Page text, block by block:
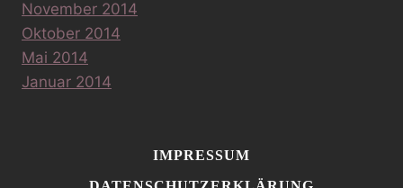
November 2014
Oktober 2014
Mai 2014
Januar 2014
IMPRESSUM